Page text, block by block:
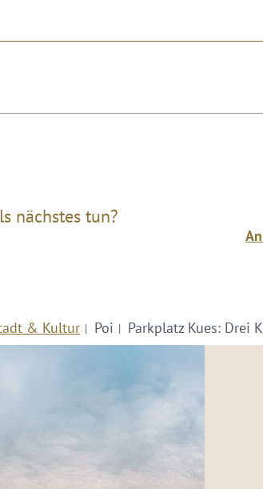
nächstes tun?
& Kultur Poi Parkplatz Kues: Drei